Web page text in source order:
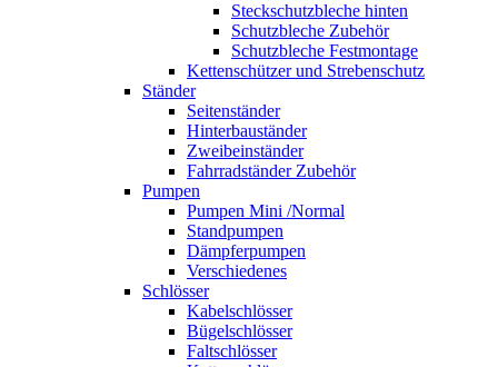
Steckschutzbleche hinten
Schutzbleche Zubehör
Schutzbleche Festmontage
Kettenschützer und Strebenschutz
Ständer
Seitenständer
Hinterbauständer
Zweibeinständer
Fahrradständer Zubehör
Pumpen
Pumpen Mini /Normal
Standpumpen
Dämpferpumpen
Verschiedenes
Schlösser
Kabelschlösser
Bügelschlösser
Faltschlösser